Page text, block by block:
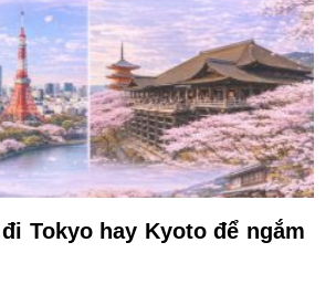
Tokyo hay Kyoto để ngắm